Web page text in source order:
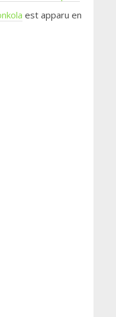
est apparu en